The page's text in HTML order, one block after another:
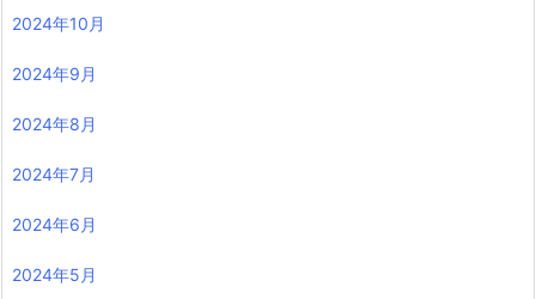
2024年10月
2024年9月
2024年8月
2024年7月
2024年6月
2024年5月